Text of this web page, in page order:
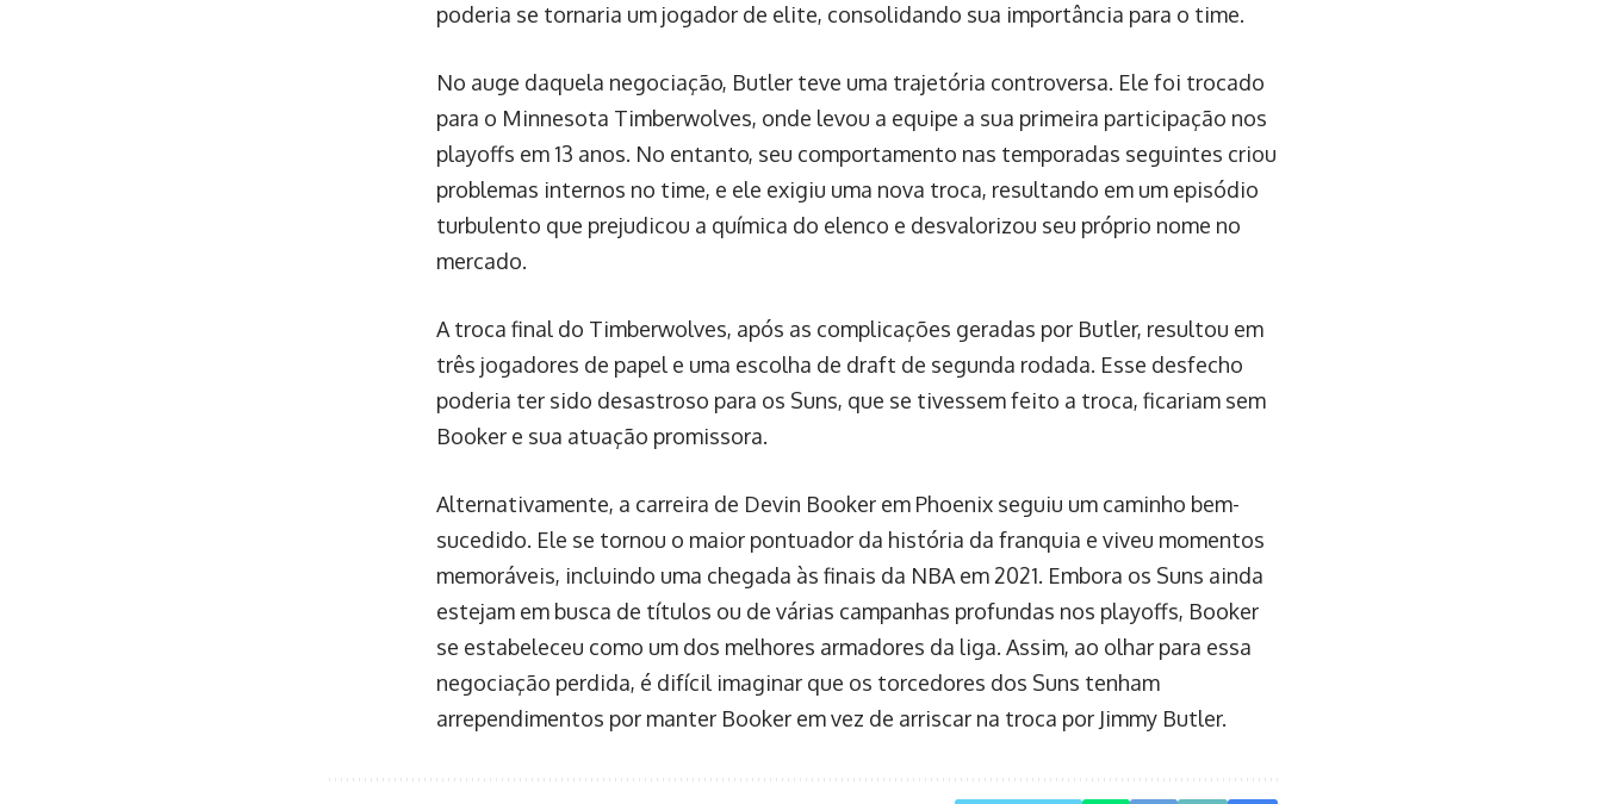
poderia se tornaria um jogador de elite, consolidando sua importância para o time.
No auge daquela negociação, Butler teve uma trajetória controversa. Ele foi trocado
para o Minnesota Timberwolves, onde levou a equipe a sua primeira participação nos
playoffs em 13 anos. No entanto, seu comportamento nas temporadas seguintes criou
problemas internos no time, e ele exigiu uma nova troca, resultando em um episódio
turbulento que prejudicou a química do elenco e desvalorizou seu próprio nome no
mercado.
A troca final do Timberwolves, após as complicações geradas por Butler, resultou em
três jogadores de papel e uma escolha de draft de segunda rodada. Esse desfecho
poderia ter sido desastroso para os Suns, que se tivessem feito a troca, ficariam sem
Booker e sua atuação promissora.
Alternativamente, a carreira de Devin Booker em Phoenix seguiu um caminho bem-
sucedido. Ele se tornou o maior pontuador da história da franquia e viveu momentos
memoráveis, incluindo uma chegada às finais da NBA em 2021. Embora os Suns ainda
estejam em busca de títulos ou de várias campanhas profundas nos playoffs, Booker
se estabeleceu como um dos melhores armadores da liga. Assim, ao olhar para essa
negociação perdida, é difícil imaginar que os torcedores dos Suns tenham
arrependimentos por manter Booker em vez de arriscar na troca por Jimmy Butler.